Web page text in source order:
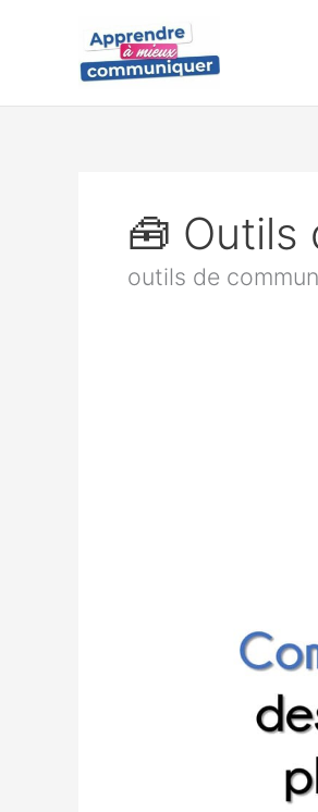
🧰 Outils
outils de